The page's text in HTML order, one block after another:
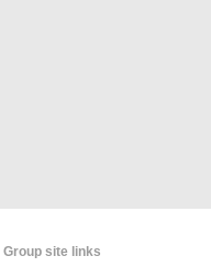
Group site links